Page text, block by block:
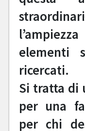
elementi
ricercati.
Si tratta di
per una
per chi